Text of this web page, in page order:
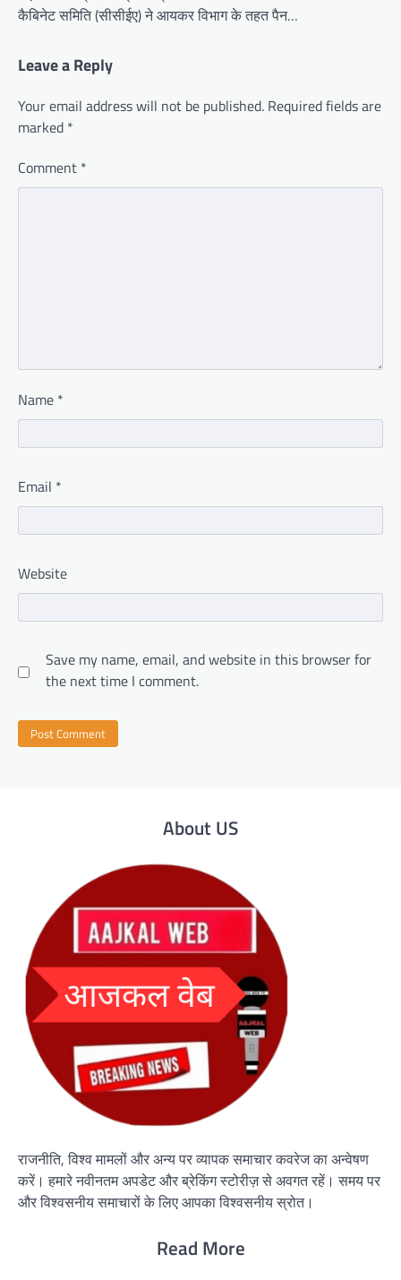
कैबिनेट समिति (सीसीईए) ने आयकर विभाग के तहत पैन…
Leave a Reply
Your email address will not be published. Required fields are
marked *
Comment *
Name *
Email *
Website
Save my name, email, and website in this browser for
the next time I comment.
About US
राजनीति, विश्व मामलों और अन्य पर व्यापक समाचार कवरेज का अन्वेषण
करें। हमारे नवीनतम अपडेट और ब्रेकिंग स्टोरीज़ से अवगत रहें। समय पर
और विश्वसनीय समाचारों के लिए आपका विश्वसनीय स्रोत।
Read More